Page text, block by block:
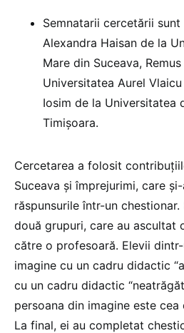
Semnatarii cercetării
Alexandra Haisan de la
Mare din Suceava,
Universitatea Aurel
Iosim de la Universitatea
Timișoara.
Cercetarea a folosit
Suceava și împrejurimi, care
răspunsurile într-un
două grupuri, care au ascultat
către o profesoară. Elevii
imagine cu un cadru didactic
cu un cadru didactic
persoana din imagine este
La final, ei au completat